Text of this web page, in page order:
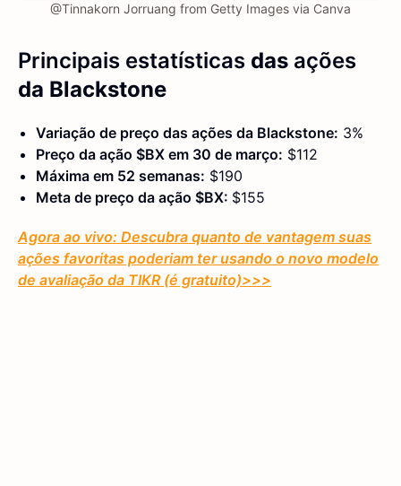
@Tinnakorn Jorruang from Getty Images via Canva
Principais estatísticas das ações
da Blackstone
Variação de preço das ações da Blackstone: 3%
Preço da ação $BX em 30 de março: $112
Máxima em 52 semanas: $190
Meta de preço da ação $BX: $155
Agora ao vivo: Descubra quanto de vantagem suas
ações favoritas poderiam ter usando o novo modelo
de avaliação da TIKR (é gratuito)>>>